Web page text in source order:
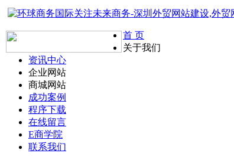
首 页
关于我们
资讯中心
企业网站
商城网站
成功案例
程序下载
在线留言
E商学院
联系我们